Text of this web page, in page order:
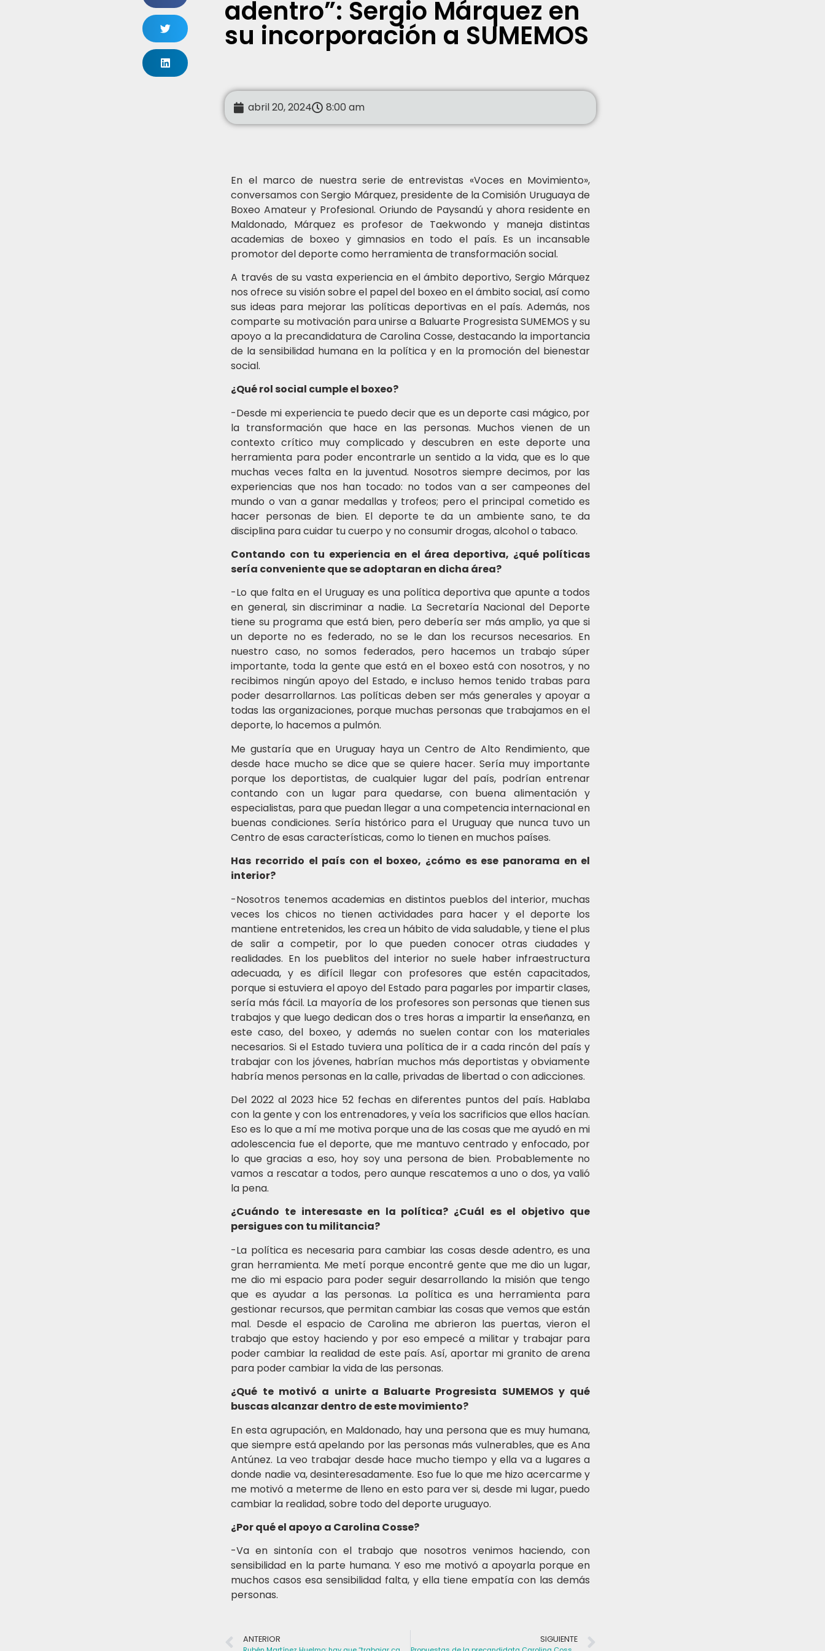
adentro”: Sergio Márquez en
su incorporación a SUMEMOS
abril 20, 2024 8:00 am
En el marco de nuestra serie de entrevistas «Voces en Movimiento»,
conversamos con Sergio Márquez, presidente de la Comisión Uruguaya de
Boxeo Amateur y Profesional. Oriundo de Paysandú y ahora residente en
Maldonado, Márquez es profesor de Taekwondo y maneja distintas
academias de boxeo y gimnasios en todo el país. Es un incansable
promotor del deporte como herramienta de transformación social.
A través de su vasta experiencia en el ámbito deportivo, Sergio Márquez
nos ofrece su visión sobre el papel del boxeo en el ámbito social, así como
sus ideas para mejorar las políticas deportivas en el país. Además, nos
comparte su motivación para unirse a Baluarte Progresista SUMEMOS y su
apoyo a la precandidatura de Carolina Cosse, destacando la importancia
de la sensibilidad humana en la política y en la promoción del bienestar
social.
¿Qué rol social cumple el boxeo?
-Desde mi experiencia te puedo decir que es un deporte casi mágico, por
la transformación que hace en las personas. Muchos vienen de un
contexto crítico muy complicado y descubren en este deporte una
herramienta para poder encontrarle un sentido a la vida, que es lo que
muchas veces falta en la juventud. Nosotros siempre decimos, por las
experiencias que nos han tocado: no todos van a ser campeones del
mundo o van a ganar medallas y trofeos; pero el principal cometido es
hacer personas de bien. El deporte te da un ambiente sano, te da
disciplina para cuidar tu cuerpo y no consumir drogas, alcohol o tabaco.
Contando con tu experiencia en el área deportiva, ¿qué políticas
sería conveniente que se adoptaran en dicha área?
-Lo que falta en el Uruguay es una política deportiva que apunte a todos
en general, sin discriminar a nadie. La Secretaría Nacional del Deporte
tiene su programa que está bien, pero debería ser más amplio, ya que si
un deporte no es federado, no se le dan los recursos necesarios. En
nuestro caso, no somos federados, pero hacemos un trabajo súper
importante, toda la gente que está en el boxeo está con nosotros, y no
recibimos ningún apoyo del Estado, e incluso hemos tenido trabas para
poder desarrollarnos. Las políticas deben ser más generales y apoyar a
todas las organizaciones, porque muchas personas que trabajamos en el
deporte, lo hacemos a pulmón.
Me gustaría que en Uruguay haya un Centro de Alto Rendimiento, que
desde hace mucho se dice que se quiere hacer. Sería muy importante
porque los deportistas, de cualquier lugar del país, podrían entrenar
contando con un lugar para quedarse, con buena alimentación y
especialistas, para que puedan llegar a una competencia internacional en
buenas condiciones. Sería histórico para el Uruguay que nunca tuvo un
Centro de esas características, como lo tienen en muchos países.
Has recorrido el país con el boxeo, ¿cómo es ese panorama en el
interior?
-Nosotros tenemos academias en distintos pueblos del interior, muchas
veces los chicos no tienen actividades para hacer y el deporte los
mantiene entretenidos, les crea un hábito de vida saludable, y tiene el plus
de salir a competir, por lo que pueden conocer otras ciudades y
realidades. En los pueblitos del interior no suele haber infraestructura
adecuada, y es difícil llegar con profesores que estén capacitados,
porque si estuviera el apoyo del Estado para pagarles por impartir clases,
sería más fácil. La mayoría de los profesores son personas que tienen sus
trabajos y que luego dedican dos o tres horas a impartir la enseñanza, en
este caso, del boxeo, y además no suelen contar con los materiales
necesarios. Si el Estado tuviera una política de ir a cada rincón del país y
trabajar con los jóvenes, habrían muchos más deportistas y obviamente
habría menos personas en la calle, privadas de libertad o con adicciones.
Del 2022 al 2023 hice 52 fechas en diferentes puntos del país. Hablaba
con la gente y con los entrenadores, y veía los sacrificios que ellos hacían.
Eso es lo que a mí me motiva porque una de las cosas que me ayudó en mi
adolescencia fue el deporte, que me mantuvo centrado y enfocado, por
lo que gracias a eso, hoy soy una persona de bien. Probablemente no
vamos a rescatar a todos, pero aunque rescatemos a uno o dos, ya valió
la pena.
¿Cuándo te interesaste en la política? ¿Cuál es el objetivo que
persigues con tu militancia?
-La política es necesaria para cambiar las cosas desde adentro, es una
gran herramienta. Me metí porque encontré gente que me dio un lugar,
me dio mi espacio para poder seguir desarrollando la misión que tengo
que es ayudar a las personas. La política es una herramienta para
gestionar recursos, que permitan cambiar las cosas que vemos que están
mal. Desde el espacio de Carolina me abrieron las puertas, vieron el
trabajo que estoy haciendo y por eso empecé a militar y trabajar para
poder cambiar la realidad de este país. Así, aportar mi granito de arena
para poder cambiar la vida de las personas.
¿Qué te motivó a unirte a Baluarte Progresista SUMEMOS y qué
buscas alcanzar dentro de este movimiento?
En esta agrupación, en Maldonado, hay una persona que es muy humana,
que siempre está apelando por las personas más vulnerables, que es Ana
Antúnez. La veo trabajar desde hace mucho tiempo y ella va a lugares a
donde nadie va, desinteresadamente. Eso fue lo que me hizo acercarme y
me motivó a meterme de lleno en esto para ver si, desde mi lugar, puedo
cambiar la realidad, sobre todo del deporte uruguayo.
¿Por qué el apoyo a Carolina Cosse?
-Va en sintonía con el trabajo que nosotros venimos haciendo, con
sensibilidad en la parte humana. Y eso me motivó a apoyarla porque en
muchos casos esa sensibilidad falta, y ella tiene empatía con las demás
personas.
ANTERIOR SIGUIENTE